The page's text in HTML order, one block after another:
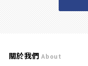
關於我們 About